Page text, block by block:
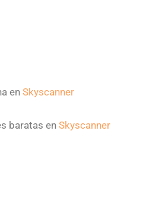
en Skyscanner
baratas enSkyscanner